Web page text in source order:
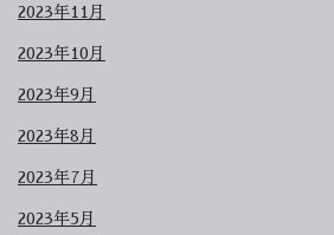
2023年11月
2023年10月
2023年9月
2023年8月
2023年7月
2023年5月